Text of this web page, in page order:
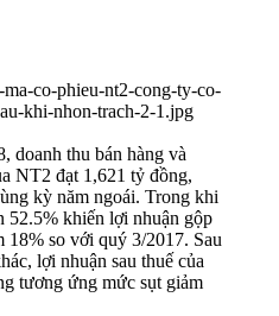
doanh thu bán hàng và
NT2 đạt 1,621 tỷ đồng,
kỳ năm ngoái. Trong khi
52.5% khiến lợi nhuận gộp
18% so với quý 3/2017. Sau
lợi nhuận sau thuế của
tương ứng mức sụt giảm